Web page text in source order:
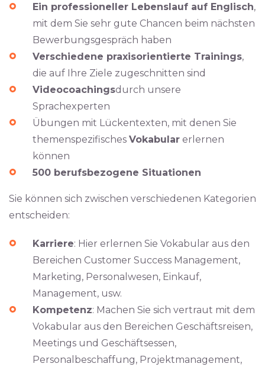
Ein professioneller Lebenslauf auf Englisch,
mit dem Sie sehr gute Chancen beim nächsten
Bewerbungsgespräch haben
Verschiedene praxisorientierte Trainings,
die auf Ihre Ziele zugeschnitten sind
Videocoachingsdurch unsere
Sprachexperten
Übungen mit Lückentexten, mit denen Sie
themenspezifisches Vokabular erlernen
können
500 berufsbezogene Situationen
Sie können sich zwischen verschiedenen Kategorien
entscheiden:
Karriere: Hier erlernen Sie Vokabular aus den
Bereichen Customer Success Management,
Marketing, Personalwesen, Einkauf,
Management, usw.
Kompetenz: Machen Sie sich vertraut mit dem
Vokabular aus den Bereichen Geschäftsreisen,
Meetings und Geschäftsessen,
Personalbeschaffung, Projektmanagement,